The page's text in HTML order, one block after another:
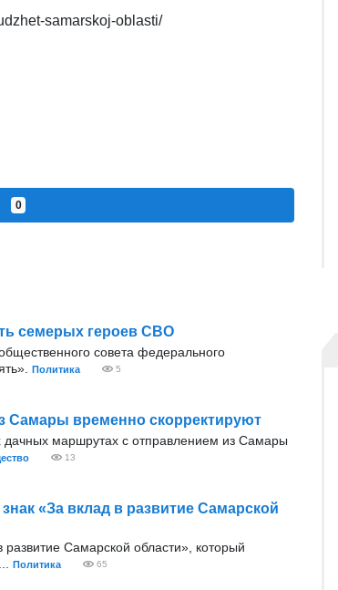
samarskoj-oblasti/
0
семерых героев СВО
совета федерального
Политика 5
Самары временно скорректируют
дачных маршрутах с отправлением из Самары
13
«За вклад в развитие Самарской
Самарской области», который
Политика 65